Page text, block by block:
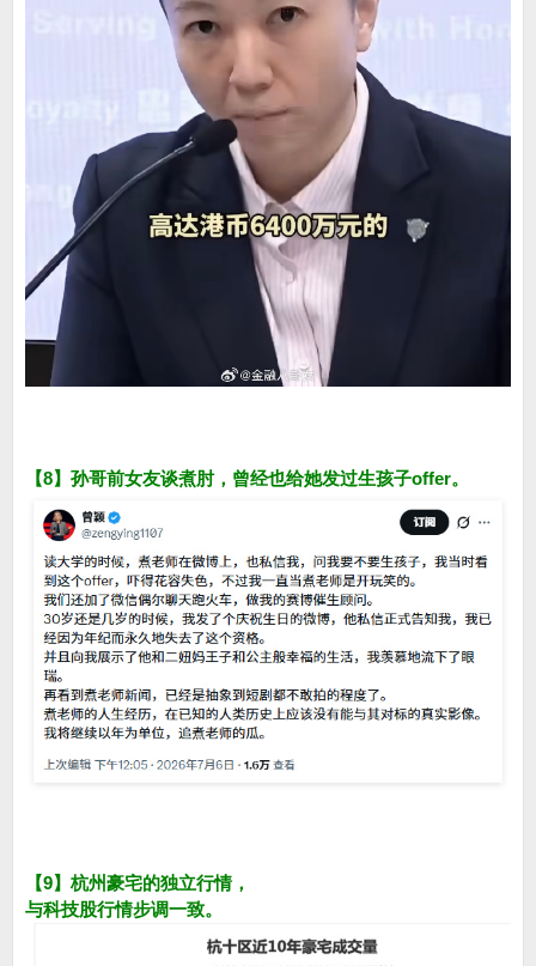
【8】孙哥前女友谈煮肘，曾经也给她发过生孩子offer。
【9】杭州豪宅的独立行情，
与科技股行情步调一致。